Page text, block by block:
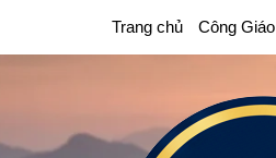
Trang chủ Công Giáo